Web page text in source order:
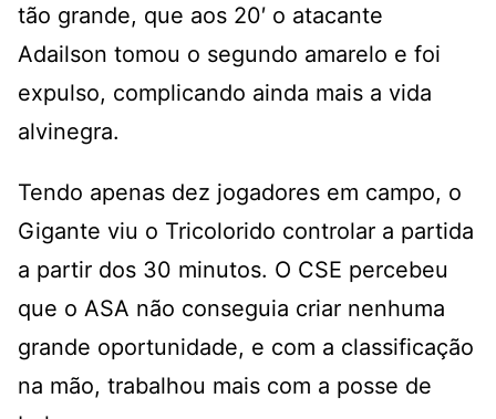
tão grande, que aos 20′ o atacante
Adailson tomou o segundo amarelo e foi
expulso, complicando ainda mais a vida
alvinegra.
Tendo apenas dez jogadores em campo, o
Gigante viu o Tricolorido controlar a partida
a partir dos 30 minutos. O CSE percebeu
que o ASA não conseguia criar nenhuma
grande oportunidade, e com a classificação
na mão, trabalhou mais com a posse de